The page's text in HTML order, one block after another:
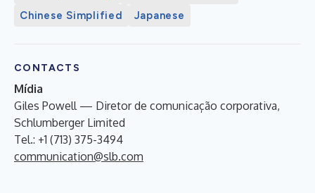
Chinese Simplified
Japanese
CONTACTS
Mídia
Giles Powell — Diretor de comunicação corporativa,
Schlumberger Limited
Tel.: +1 (713) 375-3494
communication@slb.com